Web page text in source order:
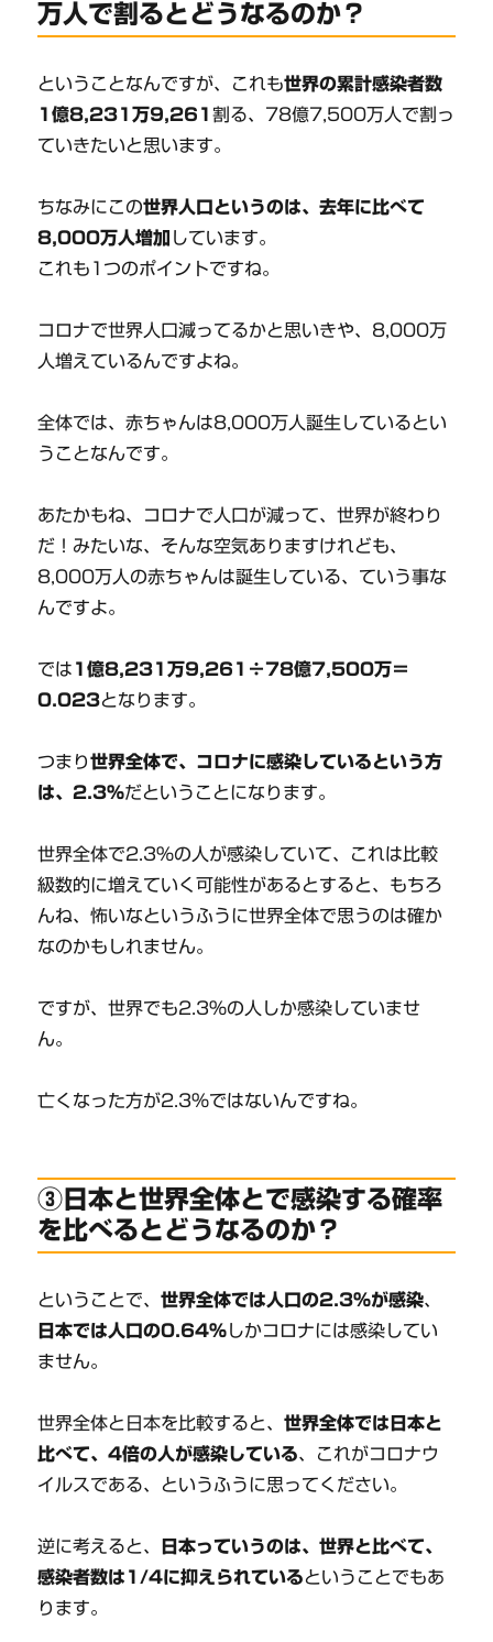
万人で割るとどうなるのか？
ということなんですが、これも世界の累計感染者数
1億8,231万9,261割る、78億7,500万人で割っ
ていきたいと思います。
ちなみにこの世界人口というのは、去年に比べて
8,000万人増加 しています。
これも1つのポイントですね。
コロナで世界人口減ってるかと思いきや、8,000万
人増えているんですよね。
全体では、赤ちゃんは8,000万人誕生しているとい
うことなんです。
あたかもね、コロナで人口が減って、世界が終わり
だ！みたいな、そんな空気ありますけれども、
8,000万人の赤ちゃんは誕生している、ていう事な
んですよ。
では 1億8,231万9,261÷78億7,500万＝
0.023となります。
つまり世界全体で、コロナに感染しているという方
は、2.3%だということになります。
世界全体で2.3%の人が感染していて、これは比較
級数的に増えていく可能性があるとすると、もちろ
んね、怖いなというふうに世界全体で思うのは確か
なのかもしれません。
ですが、世界でも2.3%の人しか感染していませ
ん。
亡くなった方が2.3%ではないんですね。
③日本と世界全体とで感染する確率
を比べるとどうなるのか？
ということで、世界全体では人口の2.3%が感染、
日本では人口の0.64%しかコロナには感染してい
ません。
世界全体と日本を比較すると、世界全体では日本と
比べて、4倍の人が感染している、これがコロナウ
イルスである、というふうに思ってください。
逆に考えると、
日本っていうのは、世界と比べて、
感染者数は1/4に抑えられているということでもあ
ります。